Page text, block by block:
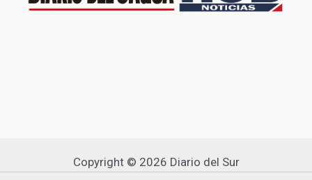
Copyright © 2026 Diario del Sur